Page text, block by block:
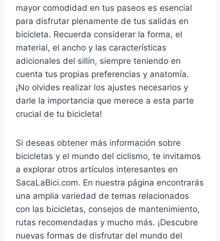
mayor comodidad en tus paseos es esencial
para disfrutar plenamente de tus salidas en
bicicleta. Recuerda considerar la forma, el
material, el ancho y las características
adicionales del sillín, siempre teniendo en
cuenta tus propias preferencias y anatomía.
¡No olvides realizar los ajustes necesarios y
darle la importancia que merece a esta parte
crucial de tu bicicleta!
Si deseas obtener más información sobre
bicicletas y el mundo del ciclismo, te invitamos
a explorar otros artículos interesantes en
SacaLaBici.com. En nuestra página encontrarás
una amplia variedad de temas relacionados
con las bicicletas, consejos de mantenimiento,
rutas recomendadas y mucho más. ¡Descubre
nuevas formas de disfrutar del mundo del